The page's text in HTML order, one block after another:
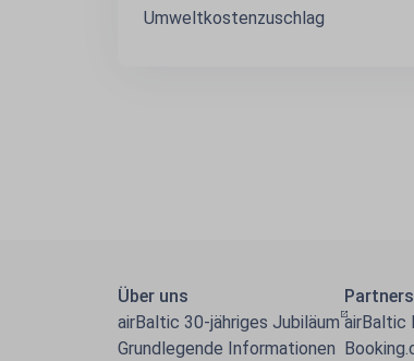
Umweltkostenzuschlag
Über uns
airBaltic 30-jähriges Jubiläum
Grundlegende Informationen
airBaltic